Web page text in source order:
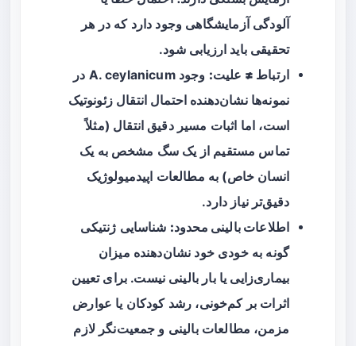
آلودگی آزمایشگاهی وجود دارد که در هر
تحقیقی باید ارزیابی شود.
ارتباط ≠ علیت:
وجود A. ceylanicum در
نمونه‌ها نشان‌دهنده احتمال انتقال زئونوتیک
است، اما اثبات مسیر دقیق انتقال (مثلاً
تماس مستقیم از یک سگ مشخص به یک
انسان خاص) به مطالعات اپیدمیولوژیک
دقیق‌تر نیاز دارد.
اطلاعات بالینی محدود: شناسایی ژنتیکی
گونه به خودی خود نشان‌دهنده میزان
بیماری‌زایی یا بار بالینی نیست. برای تعیین
اثرات بر کم‌خونی، رشد کودکان یا عوارض
مزمن، مطالعات بالینی و جمعیت‌نگر لازم